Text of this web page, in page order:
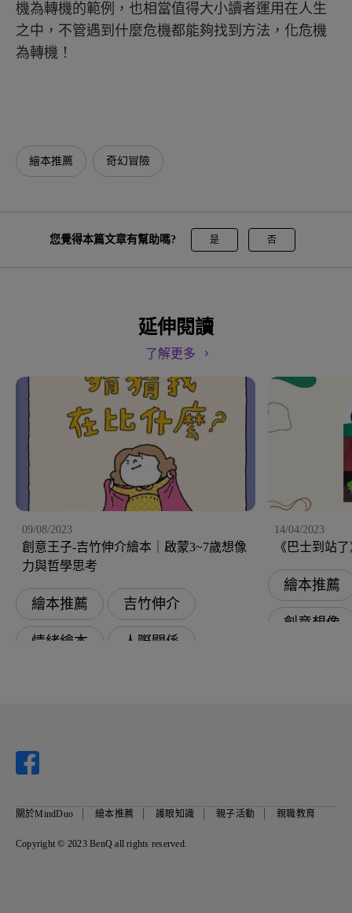
機為轉機的範例，也相當值得大小讀者運用在人生
之中，不管遇到什麼危機都能夠找到方法，化危機
為轉機！
繪本推薦 奇幻冒險
您覺得本篇文章有幫助嗎? 是 否
延伸閱讀
了解更多
09/08/2023
創意王子-吉竹伸介繪本｜啟蒙3~7歲想像
力與哲學思考
繪本推薦 吉竹伸介
情緒繪本 人際關係
14/04/2023
《巴士到站
繪本推薦
創意想像
Copyright © 2023 BenQ all rights reserved.
關於MindDuo 繪本推薦 護眼知識 親子活動 親職教育